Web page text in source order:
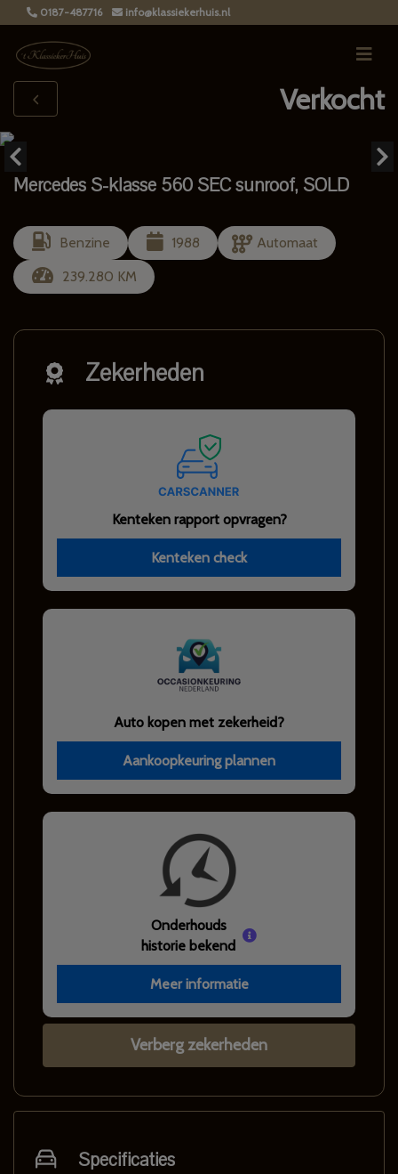
0187-487716 info@klassiekerhuis.nl
Verkocht
Mercedes S-klasse 560 SEC sunroof, SOLD
Benzine 1988
Automaat
239.280 KM
Zekerheden
Kenteken rapport opvragen?
Kenteken check
Auto kopen met zekerheid?
Aankoopkeuring plannen
Onderhouds
historie bekend
Meer informatie
Verberg zekerheden
Specificaties